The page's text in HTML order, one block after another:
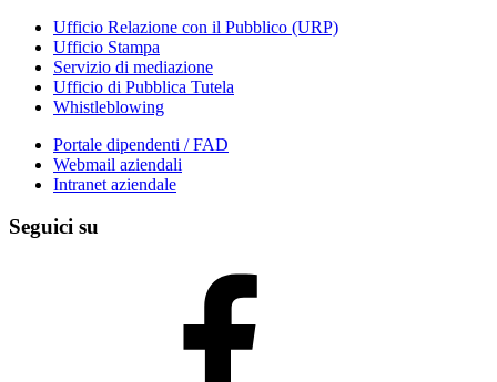
Ufficio Relazione con il Pubblico (URP)
Ufficio Stampa
Servizio di mediazione
Ufficio di Pubblica Tutela
Whistleblowing
Portale dipendenti / FAD
Webmail aziendali
Intranet aziendale
Seguici su